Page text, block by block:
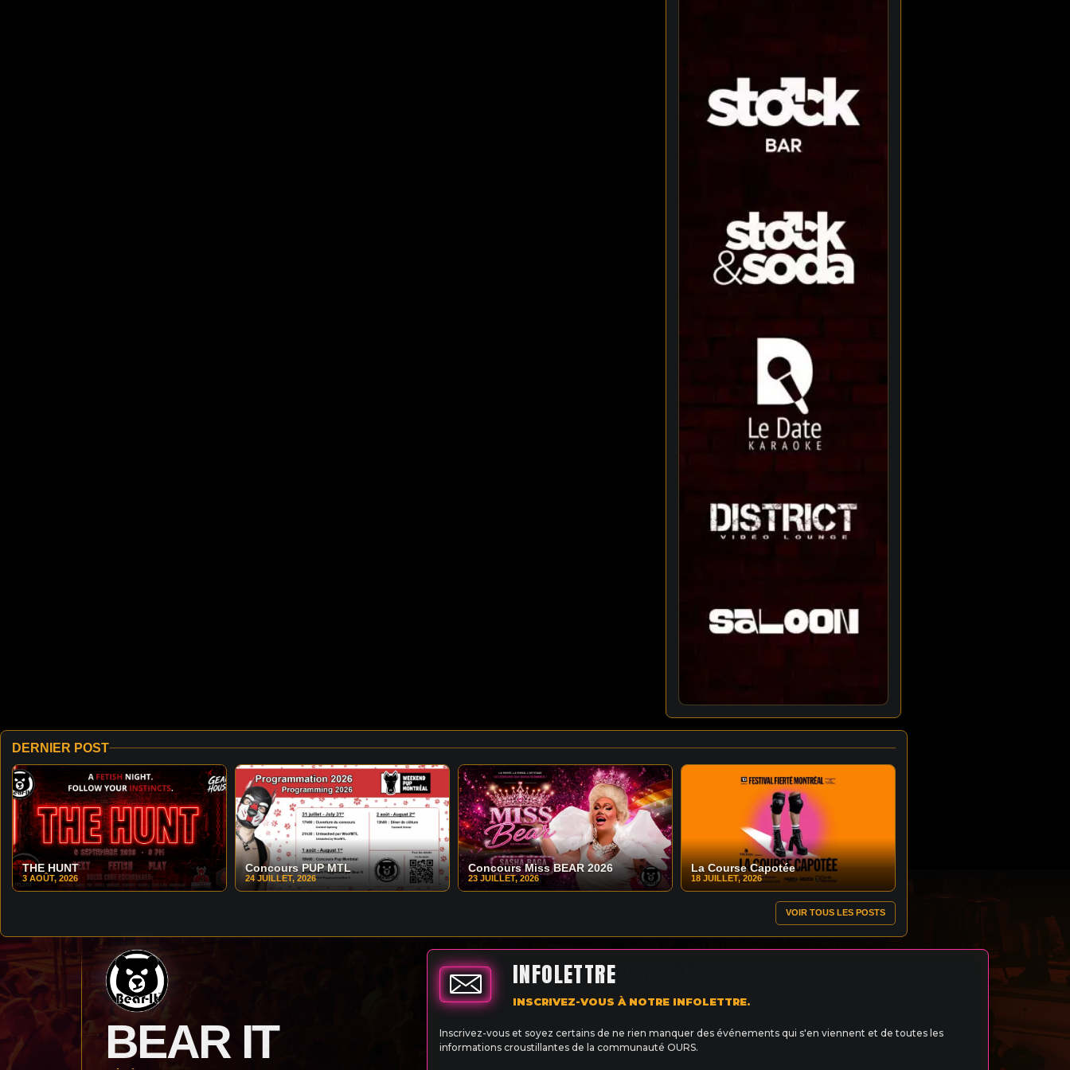
DERNIER POST
THE HUNT
3 AOÛT, 2026
Concours PUP MTL
24 JUILLET, 2026
Concours Miss BEAR 2026
23 JUILLET, 2026
La Course Capotée
18 JUILLET, 2026
VOIR TOUS LES POSTS
BEAR IT
INFOLETTRE
INSCRIVEZ-VOUS À NOTRE INFOLETTRE.
Inscrivez-vous et soyez certains de ne rien manquer des événements qui s'en viennent et de toutes les
informations croustillantes de la communauté OURS.